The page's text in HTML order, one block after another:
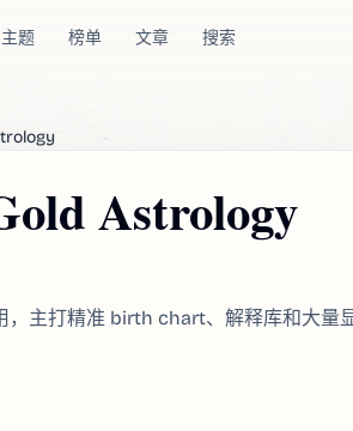
主题 榜单 文章 搜索
Astrology
，主打精准 birth chart、解释库和大量